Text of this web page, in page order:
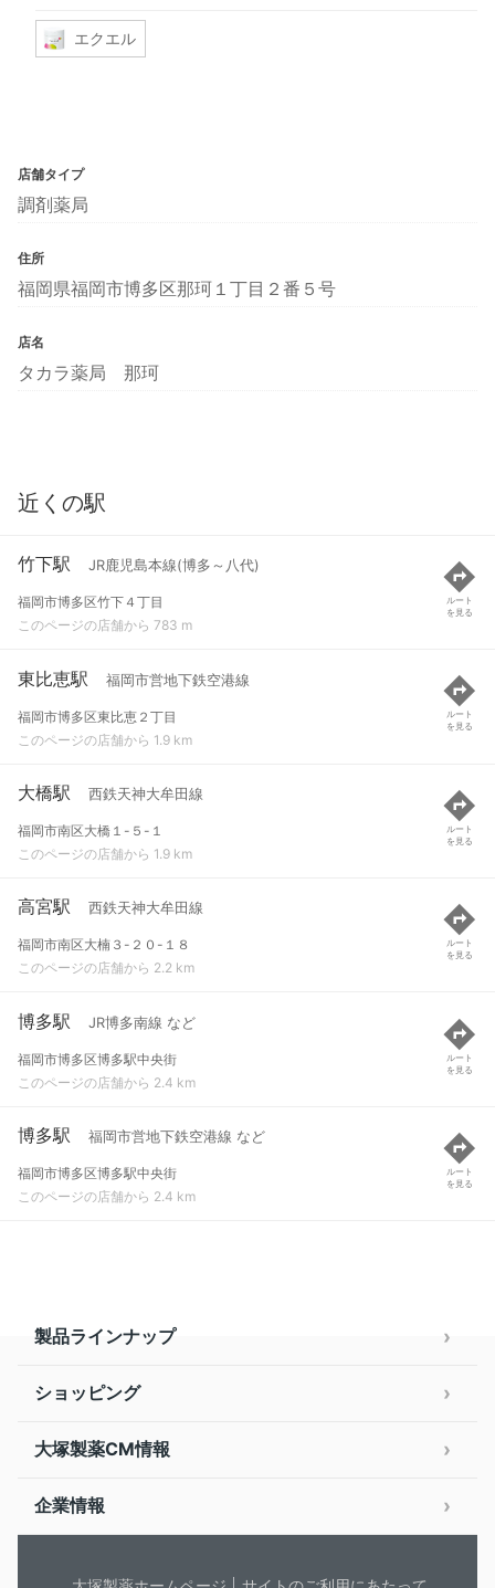
エクエル
店舗タイプ
調剤薬局
住所
福岡県福岡市博多区那珂１丁目２番５号
店名
タカラ薬局 那珂
近くの駅
竹下駅 JR鹿児島本線(博多～八代)
福岡市博多区竹下４丁目
このページの店舗から 783 m
ルート
を見る
東比恵駅 福岡市営地下鉄空港線
福岡市博多区東比恵２丁目
このページの店舗から 1.9 km
ルート
を見る
大橋駅 西鉄天神大牟田線
福岡市南区大橋１-５-１
このページの店舗から 1.9 km
ルート
を見る
高宮駅 西鉄天神大牟田線
福岡市南区大楠３-２０-１８
このページの店舗から 2.2 km
ルート
を見る
博多駅 JR博多南線 など
福岡市博多区博多駅中央街
このページの店舗から 2.4 km
ルート
を見る
博多駅 福岡市営地下鉄空港線 など
福岡市博多区博多駅中央街
このページの店舗から 2.4 km
ルート
を見る
製品ラインナップ
ショッピング
大塚製薬CM情報
企業情報